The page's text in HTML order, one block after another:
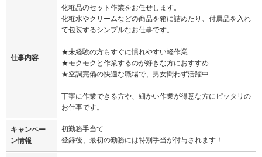
仕事内容
化粧品のセット作業をお任せします。
化粧水やクリームなどの商品を箱に詰めたり、付属品を入れ
て包装するシンプルなお仕事です。
★未経験の方もすぐに慣れやすい軽作業
★モクモクと作業するのが好きな方におすすめ
★空調完備の快適な職場で、男女問わず活躍中
丁寧に作業できる方や、細かい作業が得意な方にピッタリの
お仕事です。
キャンペー
ン情報
初勤務手当て
登録後、最初の勤務には特別手当が付与されます！